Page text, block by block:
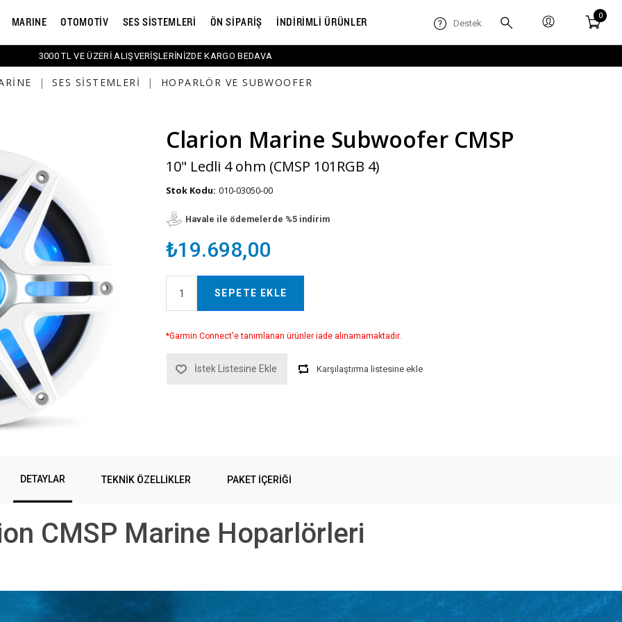
MARINE OTOMOTİV SES SİSTEMLERİ ÖN SİPARİŞ İNDİRİMLİ ÜRÜNLER Destek
0
3000 TL VE ÜZERİ ALIŞVERİŞLERİNİZDE KARGO BEDAVA
| SES SISTEMLERI | HOPARLÖR VE SUBWOOFER
Clarion Marine Subwoofer CMSP
10" Ledli 4 ohm (CMSP 101RGB 4)
Stok Kodu: 010-03050-00
Havale ile ödemelerde %5 indirim
₺19.698,00
SEPETE EKLE
*Garmin Connect'e tanımlanan ürünler iade alınamamaktadır.
İstek Listesine Ekle Karşılaştırma listesine ekle
DETAYLAR TEKNIK ÖZELLIKLER PAKET İÇERIĞI
CMSP Marine Hoparlörleri